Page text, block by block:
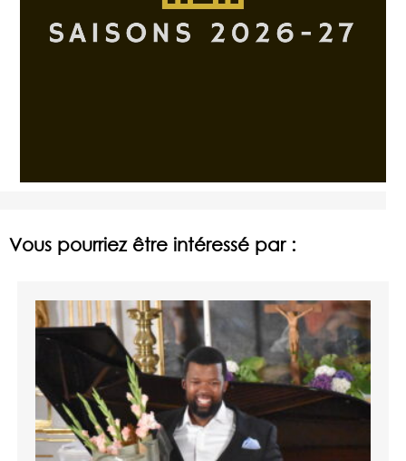
Vous pourriez être intéressé par :